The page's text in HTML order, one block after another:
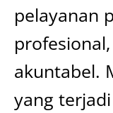
pelayanan
akuntabel.
yang